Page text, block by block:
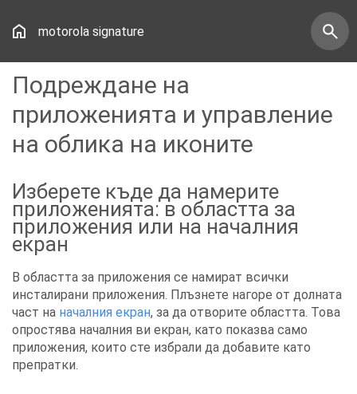
motorola signature
Подреждане на
приложенията и управление
на облика на иконите
Изберете къде да намерите
приложенията: в областта за
приложения или на началния
екран
В областта за приложения се намират всички
инсталирани приложения. Плъзнете нагоре от долната
част на началния екран, за да отворите областта. Това
опростява началния ви екран, като показва само
приложения, които сте избрали да добавите като
препратки.